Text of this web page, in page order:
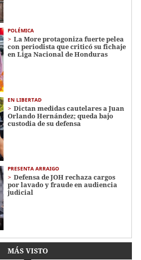
POLÉMICA
La More protagoniza fuerte pelea
con periodista que criticó su fichaje
en Liga Nacional de Honduras
EN LIBERTAD
Dictan medidas cautelares a Juan
Orlando Hernández; queda bajo
custodia de su defensa
PRESENTA ARRAIGO
Defensa de JOH rechaza cargos
por lavado y fraude en audiencia
judicial
MÁS VISTO